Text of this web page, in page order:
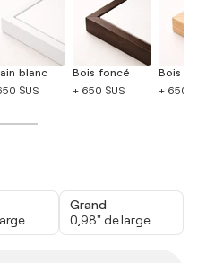
blanc
$US
Bois foncé
+ 650 $US
Bois
+ 650
Grand
0,98" de large